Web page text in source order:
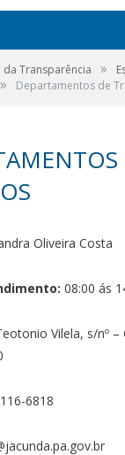
da Transparência »
» Departamentos de
Oliveira Costa
08:00 ás
Vilela, s/nº –
6818